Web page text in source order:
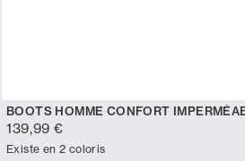
BOOTS HOMME CONFORT
139,99 €
Existe en 2 coloris